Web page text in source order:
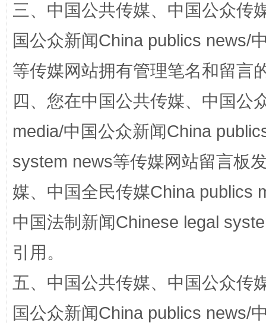
阿坝州三大球赛在茂县开幕 规模
国家大学科技园优化重塑工作
三、中国公共传媒、中国公众传
国公众新闻China publics news/
等传媒网站拥有管理笔名和留言
四、您在中国公共传媒、中国公
media/中国公众新闻China
system news等传媒网站留言板
媒、中国全民传媒China publics
中国法制新闻Chinese legal
引用。
五、中国公共传媒、中国公众传
国公众新闻China publics news/